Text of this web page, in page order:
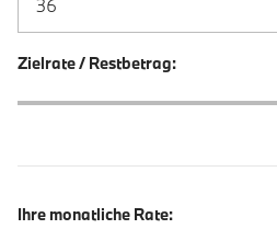
Zielrate / Restbetrag:
Zielrate / Restbetrag Schieberegler
Ihre monatliche Rate: